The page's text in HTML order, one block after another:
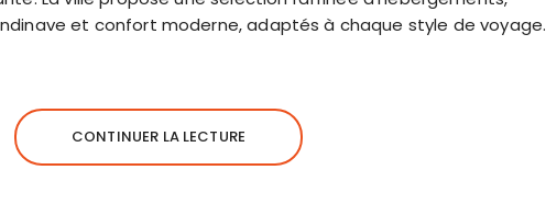
et confort moderne, adaptés à chaque style de voyage.
CONTINUER LA LECTURE